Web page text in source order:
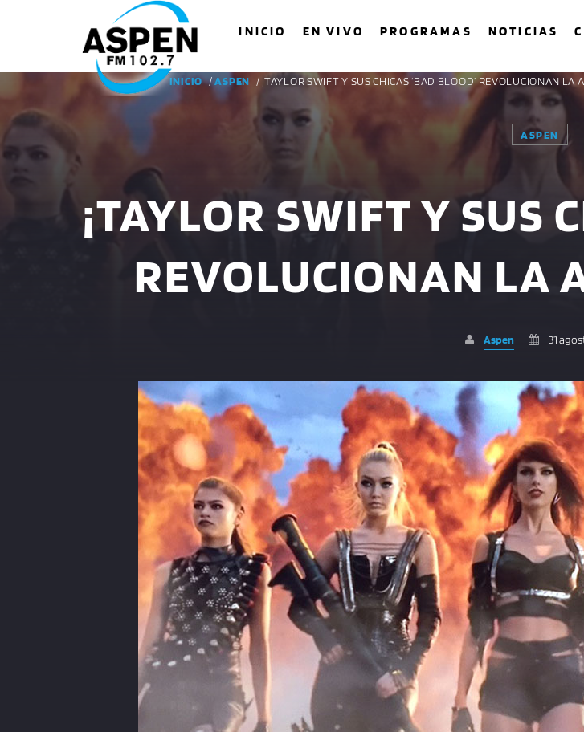
INICIO EN VIVO PROGRAMAS NOTICIAS
BUSCAR EN EL
COMPARTE ESTA
INICIO /ASPEN / ¡TAYLOR SWIFT Y SUS CHICAS ‘BAD BLOOD’ REVOLUCIONAN LA
ASPEN
¡TAYLOR SWIFT Y SUS
REVOLUCIONAN LA
Aspen 31